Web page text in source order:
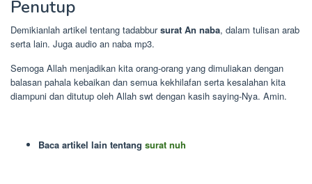
Penutup
Demikianlah artikel tentang tadabbursurat An naba, dalam tulisan arab
serta lain. Juga audio an naba mp3.
Semoga Allah menjadikan kita orang-orang yang dimuliakan dengan
balasan pahala kebaikan dan semua kekhilafan serta kesalahan kita
diampuni dan ditutup oleh Allah swt dengan kasih saying-Nya. Amin.
Baca artikel lain tentang surat nuh